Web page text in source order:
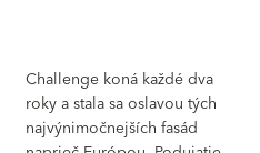
Challenge koná každé dva
roky a stala sa oslavou tých
najvýnimočnejších fasád